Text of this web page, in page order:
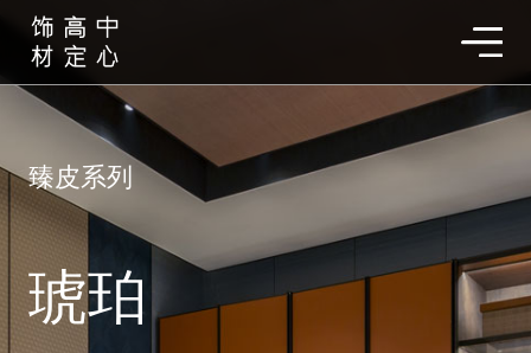
臻皮系列
琥珀